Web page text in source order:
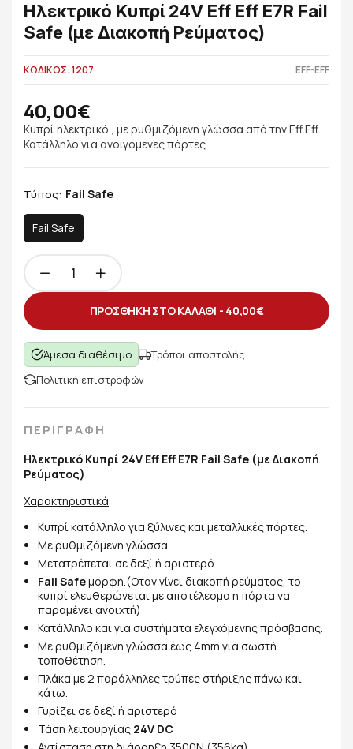
Ηλεκτρικό Κυπρί 24V Eff Eff E7R Fail
Safe (με Διακοπή Ρεύματος)
ΚΩΔΙΚΟΣ: 1207 EFF-EFF
40,00€
Κυπρί ηλεκτρικό , με ρυθμιζόμενη γλώσσα από την Eff Eff.
Κατάλληλο για ανοιγόμενες πόρτες
Τύπος: Fail Safe
Fail Safe
ΠΡΟΣΘΗΚΗ ΣΤΟ ΚΑΛΑΘΙ - 40,00€
Άμεσα διαθέσιμο
Τρόποι αποστολής
Πολιτική επιστροφών
ΠΕΡΙΓΡΑΦΗ
Ηλεκτρικό Κυπρί 24V Eff Eff E7R Fail Safe (με Διακοπή
Ρεύματος)
Χαρακτηριστικά
Κυπρί κατάλληλο για ξύλινες και μεταλλικές πόρτες.
Με ρυθμιζόμενη γλώσσα.
Μετατρέπεται σε δεξί ή αριστερό.
Fail Safeμορφή.(Οταν γίνει διακοπή ρεύματος, το
κυπρί ελευθερώνεται με αποτέλεσμα η πόρτα να
παραμένει ανοιχτή)
Κατάλληλο και για συστήματα ελεγχόμενης πρόσβασης.
Με ρυθμιζόμενη γλώσσα έως 4mm για σωστή
τοποθέτηση.
Πλάκα με 2 παράλληλες τρύπες στήριξης πάνω και
κάτω.
Γυρίζει σε δεξί ή αριστερό
Τάση λειτουργίας 24V DC